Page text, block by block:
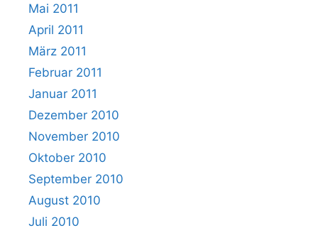
Mai 2011
April 2011
März 2011
Februar 2011
Januar 2011
Dezember 2010
November 2010
Oktober 2010
September 2010
August 2010
Juli 2010